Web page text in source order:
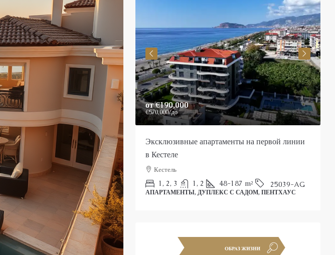
апартаменты на продажу в Оба
1, 2, 3 51-158
ДУПЛЕКС С САДОМ, ПЕНТХАУС
от€190,000
€570,000/до
Эксклюзивные апартаменты на первой линии
в Кестеле
Кестель
1, 2, 3 1, 2 48-187 m² 25039-AG
АПАРТАМЕНТЫ, ДУПЛЕКС С САДОМ, ПЕНТХАУС